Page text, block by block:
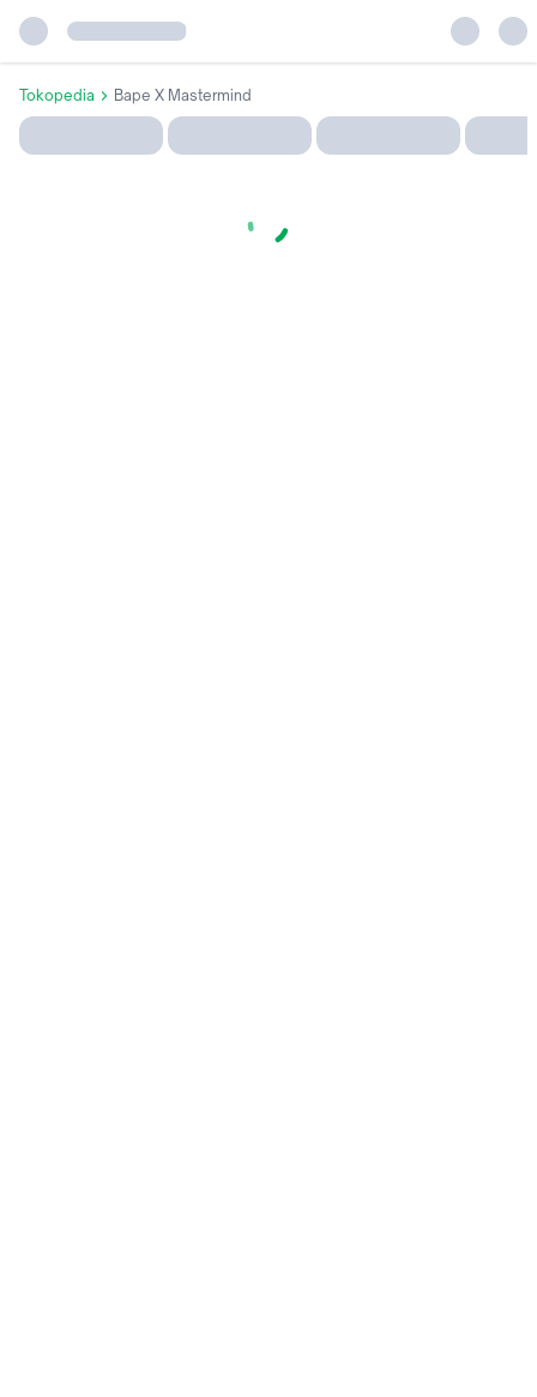
Tokopedia Bape X Mastermind